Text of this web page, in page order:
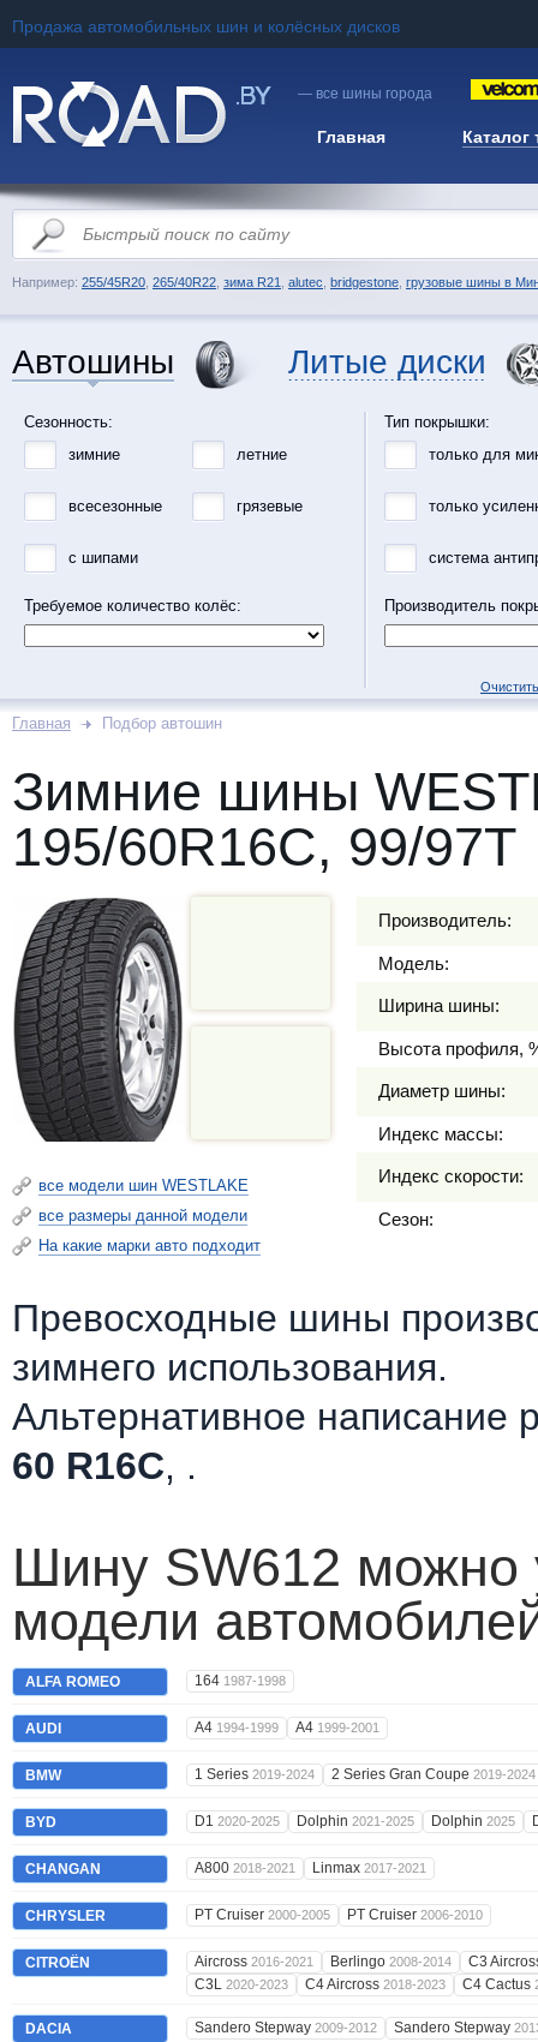
Продажа автомобильных шин и колёсных дисков
— все шины города
Главная Каталог
Например: 255/45R20 265/40R22 зима R21 alutec bridgestone грузовые шины в
Автошины Литые диски
Сезонность:
зимние
летние
всесезонные грязевые
с шипами
Требуемое количество колёс:
Тип покрышки:
только для
только
система
Производитель
Главная Подбор автошин
Зимние шины
195/60R16C, 99/97T
все модели шин WESTLAKE
все размеры данной модели
На какие марки авто подходит
Производитель:
Модель:
Ширина шины:
Высота профиля,
Диаметр шины:
Индекс массы:
Индекс скорости:
Сезон:
Превосходные шины
зимнего использования.
Альтернативное написание
60 R16C, .
Шину SW612 можно
модели
ALFA ROMEO 164 1987-1998
AUDI A4 1994-1999 A4 1999-2001
BMW 1 Series 2019-2024 2 Series Gran Coupe 2019-2024
BYD D1 2020-2025 Dolphin 2021-2025 Dolphin 2025
CHANGAN A800 2018-2021 Linmax 2017-2021
CHRYSLER PT Cruiser 2000-2005 PT Cruiser 2006-2010
CITROËN Aircross 2016-2021 Berlingo 2008-2014
C3
C3L 2020-2023 C4 Aircross 2018-2023 C4 Cactus
DACIA Sandero Stepway 2009-2012 Sandero Stepway